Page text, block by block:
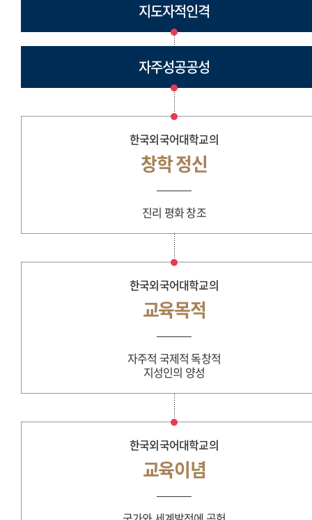
지도자적인격
자주성공공성
한국외국어대학교의
창학 정신
진리 평화 창조
한국외국어대학교의
교육목적
자주적 국제적 독창적
지성인의 양성
한국외국어대학교의
교육이념